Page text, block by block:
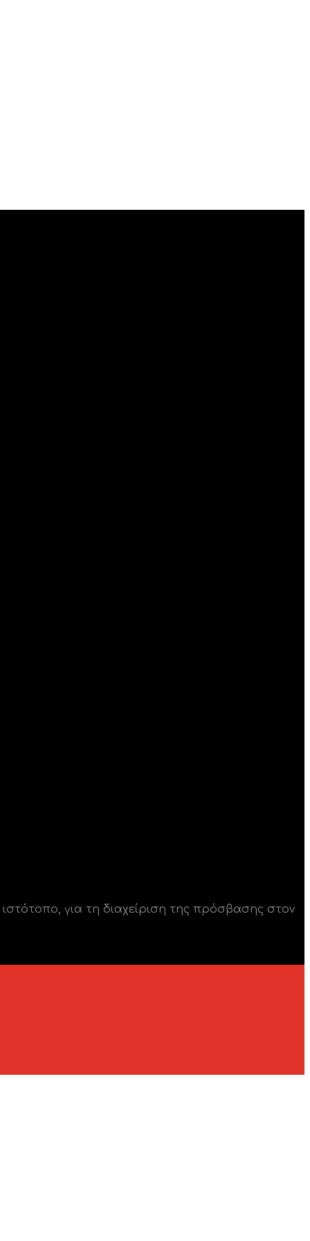
για τη διαχείριση της πρόσβασης στον